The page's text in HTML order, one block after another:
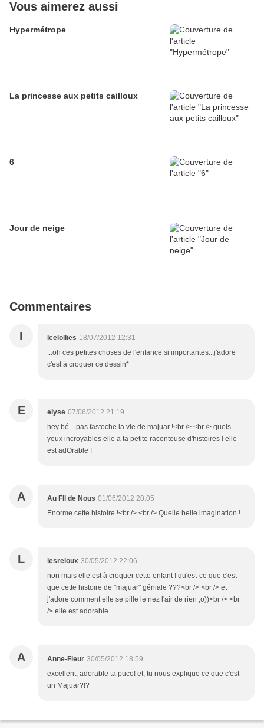
Vous aimerez aussi
Hypermétrope
La princesse aux petits cailloux
6
Jour de neige
Commentaires
I Icelollies 18/07/2012 12:31
...oh ces petites choses de l'enfance si importantes...j'adore
c'est à croquer ce dessin*
E elyse 07/06/2012 21:19
hey bé .. pas fastoche la vie de majuar !<br /> <br /> quels
yeux incroyables elle a ta petite raconteuse d'histoires ! elle
est adOrable !
A Au FIl de Nous 01/06/2012 20:05
Enorme cette histoire !<br /> <br /> Quelle belle imagination !
L lesreloux 30/05/2012 22:06
non mais elle est à croquer cette enfant ! qu'est-ce que c'est
que cette histoire de "majuar" géniale ???<br /> <br /> et
j'adore comment elle se pille le nez l'air de rien ;o))<br /> <br
/> elle est adorable...
A Anne-Fleur 30/05/2012 18:59
excellent, adorable ta puce! et, tu nous explique ce que c'est
un Majuar?!?